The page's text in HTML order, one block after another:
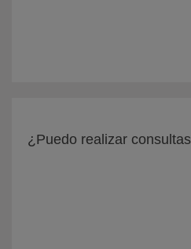
¿Puedo realizar